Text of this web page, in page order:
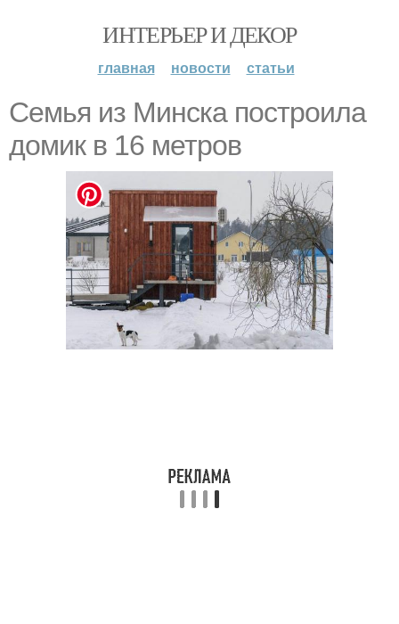
ИНТЕРЬЕР И ДЕКОР
главная новости статьи
Семья из Минска построила
домик в 16 метров